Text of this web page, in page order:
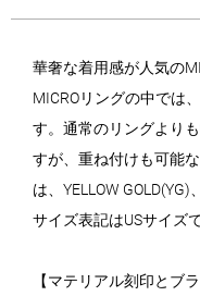
華奢な着用感が人気の
MICROリングの中では
す。通常のリングより
すが、重ね付けも可能
は、YELLOW
サイズ表記はUSサイズで
【マテリアル刻印とブ